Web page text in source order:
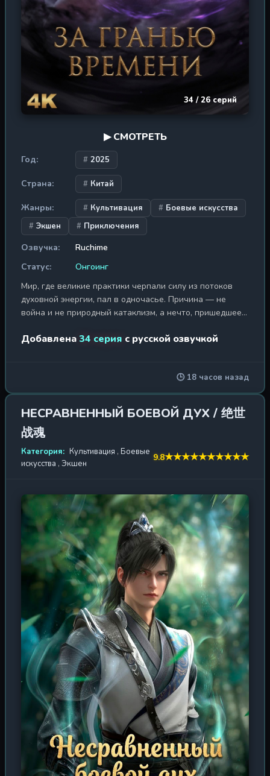
34 / 26 серий
▶ СМОТРЕТЬ
Год: 2025
Страна: Китай
Жанры: Культивация
Боевые искусства
Экшен
Приключения
Озвучка:
Ruchime
Статус:
Онгоинг
Мир, где великие практики черпали силу из потоков
духовной энергии, пал в одночасье. Причина — не
война и не природный катаклизм, а нечто, пришедшее с
иссушает само время, превращая цветущие земли в
Могущественные культиваторы, некогда повелевавшие
стихиями, бежали в запредельные миры, бросив слабых
выжил чудом. Он ютится в трущобах Увядающей земли,
где каждый день — битва за глоток чистой воды или
кусок пищи. Здесь слабость карается смертью, а
надежда давно сгнила, как и всё вокруг. Случайная
находка — табличка с древней техникой культивации
просто выжить, но и выбраться за грань этого
проклятого существования. Однако в мире, где сама
энергия ци отравлена «Бледным небом», любое
возвышение превращается в хождение по лезвию:
один неверный шаг, и ты не обретёшь силу, а станешь
пищей для порождений тьмы. Сюй Цин придётся
ожесточиться, научиться убивать не задумываясь и
доверять только себе, ведь свет в этом мире — всего
лишь воспоминание о прошлом, которого больше не
вернуть.
Добавлена34 серия с русской озвучкой
🕒 18 часов назад
НЕСРАВНЕННЫЙ БОЕВОЙ ДУХ / 绝世
战魂
Категория: Культивация , Боевые
искусства , Экшен
9.8★★★★★★★★★★